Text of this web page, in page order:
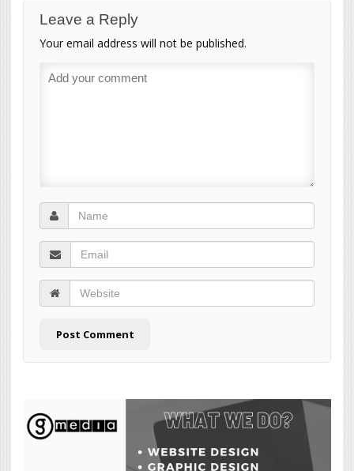
Leave a Reply
Your email address will not be published.